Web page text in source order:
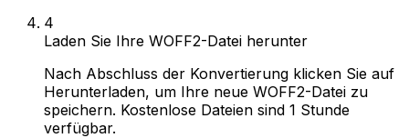
4
Laden Sie Ihre WOFF2-Datei herunter
Nach Abschluss der Konvertierung klicken Sie auf
Herunterladen, um Ihre neue WOFF2-Datei zu
speichern. Kostenlose Dateien sind 1 Stunde
verfügbar.